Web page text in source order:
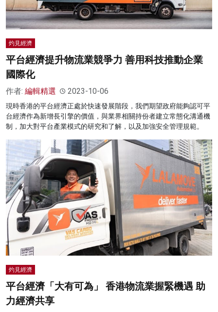
灼見經濟
平台經濟提升物流業競爭力 善用科技推動企業
國際化
作者: 編輯精選 2023-10-06
現時香港的平台經濟正處於快速發展階段，我們期望政府能夠認可平
台經濟作為新增長引擎的價值，與業界相關持份者建立常態化溝通機
制，加大對平台產業模式的研究和了解，以及加強安全管理規範。
灼見經濟
平台經濟「大有可為」 香港物流業握緊機遇 助
力經濟共享